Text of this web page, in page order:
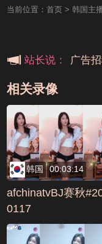
当前位置： 首页> 韩国主
站长说： 广告
相关录像
韩国 00:03:14
afchinatvBJ赛秋
0117